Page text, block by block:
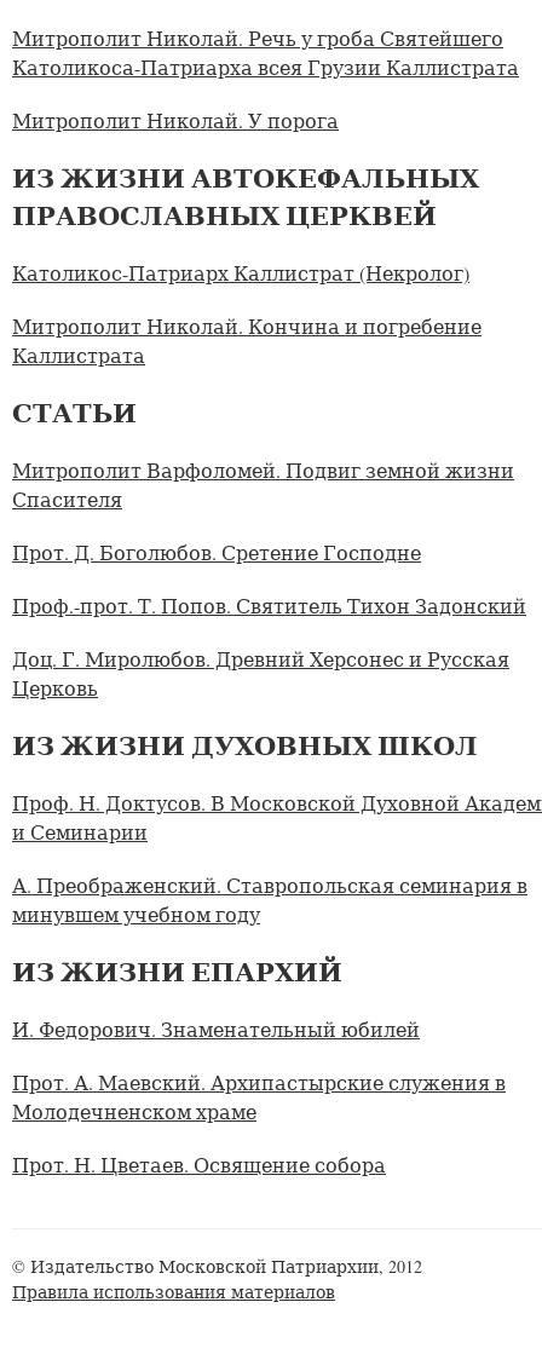
Митрополит Николай. Речь у гроба Святейшего
Католикоса-Патриарха всея Грузии Каллистрата
Митрополит Николай. У порога
ИЗ ЖИЗНИ АВТОКЕФАЛЬНЫХ
ПРАВОСЛАВНЫХ ЦЕРКВЕЙ
Католикос-Патриарх Каллистрат (Некролог)
Митрополит Николай. Кончина и погребение
Каллистрата
СТАТЬИ
Митрополит Варфоломей. Подвиг земной жизни
Спасителя
Прот. Д. Боголюбов. Сретение Господне
Проф.-прот. Т. Попов. Святитель Тихон Задонский
Доц. Г. Миролюбов. Древний Херсонес и Русская
Церковь
ИЗ ЖИЗНИ ДУХОВНЫХ ШКОЛ
Проф. Н. Доктусов. В Московской Духовной
и Семинарии
А. Преображенский. Ставропольская семинария в
минувшем учебном году
ИЗ ЖИЗНИ ЕПАРХИЙ
И. Федорович. Знаменательный юбилей
Прот. А. Маевский. Архипастырские служения в
Молодечненском храме
Прот. Н. Цветаев. Освящение собора
© Издательство Московской Патриархии, 2012
Правила использования материалов